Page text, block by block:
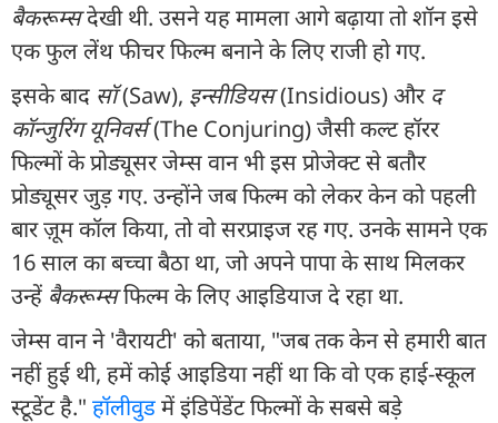
बैकरूम्सदेखी थी. उसने यह मामला आगे बढ़ाया तो शॉन इसे
एक फुल लेंथ फीचर फिल्म बनाने के लिए राजी हो गए.
इसके बाद सॉ(Saw), इन्सीडियस(Insidious) और द
कॉन्जुरिंग यूनिवर्स(The Conjuring) जैसी कल्ट हॉरर
फिल्मों के प्रोड्यूसर जेम्स वान भी इस प्रोजेक्ट से बतौर
प्रोड्यूसर जुड़ गए. उन्होंने जब फिल्म को लेकर केन को पहली
बार ज़ूम कॉल किया, तो वो सरप्राइज रह गए. उनके सामने एक
16 साल का बच्चा बैठा था, जो अपने पापा के साथ मिलकर
उन्हें बैकरूम्सफिल्म के लिए आइडियाज दे रहा था.
जेम्स वान ने 'वैरायटी' को बताया, "जब तक केन से हमारी बात
नहीं हुई थी, हमें कोई आइडिया नहीं था कि वो एक हाई-स्कूल
स्टूडेंट है." हॉलीवुडमें इंडिपेंडेंट फिल्मों के सबसे बड़े